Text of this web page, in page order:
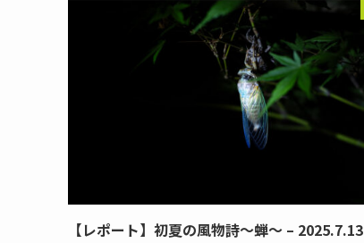
【レポート】初夏の風物詩～蝉～ – 2025.7.13